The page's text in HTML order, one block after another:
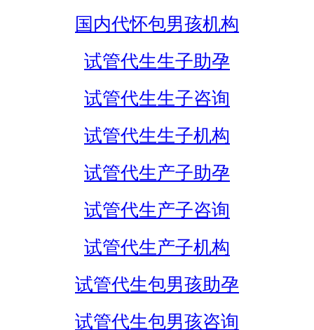
国内代怀包男孩机构
试管代生生子助孕
试管代生生子咨询
试管代生生子机构
试管代生产子助孕
试管代生产子咨询
试管代生产子机构
试管代生包男孩助孕
试管代生包男孩咨询